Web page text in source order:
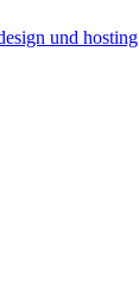
und hosting